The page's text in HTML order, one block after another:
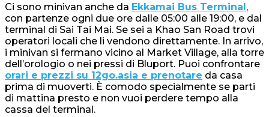
Ci sono minivan anche da Ekkamai Bus Terminal,
con partenze ogni due ore dalle 05:00 alle 19:00, e dal
terminal di Sai Tai Mai. Se sei a Khao San Road trovi
operatori locali che li vendono direttamente. In arrivo,
i minivan si fermano vicino al Market Village, alla torre
dell’orologio o nei pressi di Bluport. Puoi confrontare
orari e prezzi su 12go.asia e prenotare da casa
prima di muoverti. È comodo specialmente se parti
di mattina presto e non vuoi perdere tempo alla
cassa del terminal.